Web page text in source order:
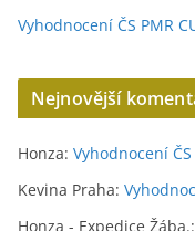
Vyhodnocení ČS PMR
Nejnovější
Honza: Vyhodnocení
Kevina Praha:
Honza - Expedice Žába.: